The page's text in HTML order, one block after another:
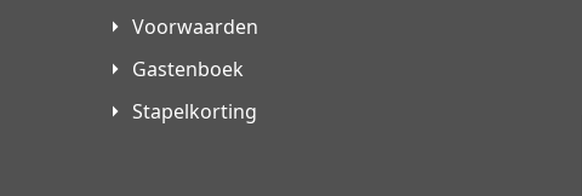
Voorwaarden
Gastenboek
Stapelkorting